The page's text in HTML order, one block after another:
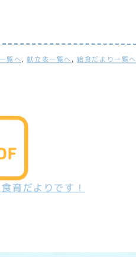
覧へ,献立表一覧へ,給食だより一覧へ
育だよりです！